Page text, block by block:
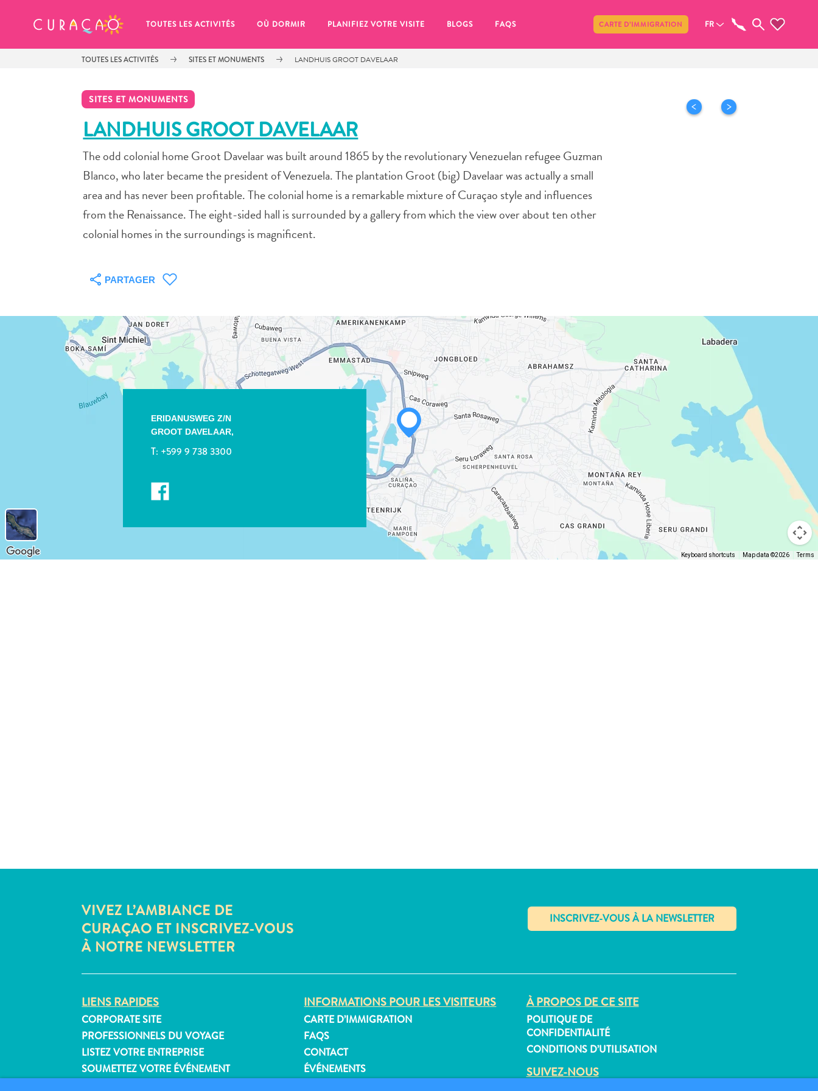
TOUTES LES ACTIVITÉS OÙ DORMIR PLANIFIEZ VOTRE VISITE BLOGS FAQS CARTE D’IMMIGRATION FR
TOUTES LES ACTIVITÉS SITES ET MONUMENTS LANDHUIS GROOT DAVELAAR
SITES ET MONUMENTS
LANDHUIS GROOT DAVELAAR
The odd colonial home Groot Davelaar was built around 1865 by the revolutionary Venezuelan refugee Guzman
Blanco, who later became the president of Venezuela. The plantation Groot (big) Davelaar was actually a small
area and has never been profitable. The colonial home is a remarkable mixture of Curaçao style and influences
from the Renaissance. The eight-sided hall is surrounded by a gallery from which the view over about ten other
colonial homes in the surroundings is magnificent.
PARTAGER
ERIDANUSWEG Z/N
GROOT DAVELAAR,
T: +599 9 738 3300
Keyboard shortcuts Map data ©2026 Terms
VIVEZ L’AMBIANCE DE
CURAÇAO ET INSCRIVEZ-VOUS
À NOTRE NEWSLETTER
✕
LIENS RAPIDES
CORPORATE SITE
PROFESSIONNELS DU VOYAGE
LISTEZ VOTRE ENTREPRISE
SOUMETTEZ VOTRE ÉVÉNEMENT
INFORMATIONS POUR LES VISITEURS
CARTE D’IMMIGRATION
FAQS
CONTACT
ÉVÉNEMENTS
À PROPOS DE CE SITE
POLITIQUE DE
CONFIDENTIALITÉ
CONDITIONS D’UTILISATION
SUIVEZ-NOUS
MES FAVORIS Partager
It looks like you haven’t saved any